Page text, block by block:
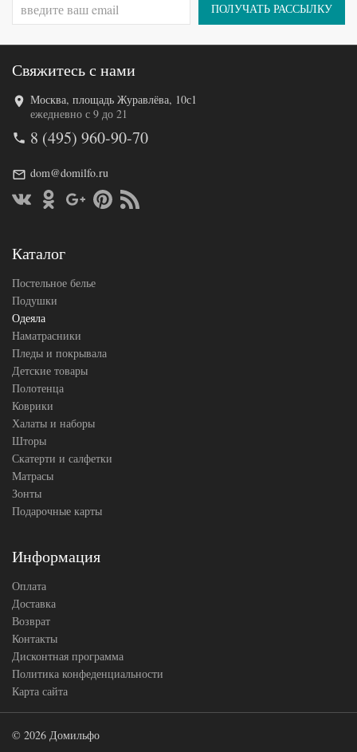
Код товара
518-099
Ширина х
150х200 (1,5-
Сезонность
Всесезонное
Наполнитель
Верблюжий
Производитель
ПОЛУЧАТЬ РАССЫЛКУ
Свяжитесь с нами
Москва, площадь Журавлёва, 10с1
ежедневно с 9 до 21
8 (495) 960-90-70
dom@domilfo.ru
Каталог
Постельное белье
Подушки
Одеяла
Наматрасники
Пледы и покрывала
Детские товары
Полотенца
Коврики
Халаты и наборы
Шторы
Скатерти и салфетки
Матрасы
Зонты
Подарочные карты
Информация
Оплата
Доставка
Возврат
Контакты
Дисконтная программа
Политика конфеденциальности
Карта сайта
© 2026 Домильфо